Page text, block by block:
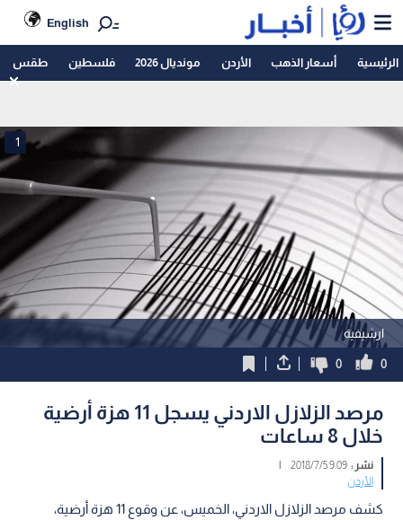
English
الرئيسية أسعار الذهب الأردن مونديال 2026 فلسطين طقس
ارشيفية
1
0
0
مرصد الزلازل الاردني يسجل 11 هزة أرضية
خلال 8 ساعات
نشر :9:09 2018/7/5
|
الأردن
كشف مرصد الزلازل الاردني، الخميس، عن وقوع 11 هزة أرضية،